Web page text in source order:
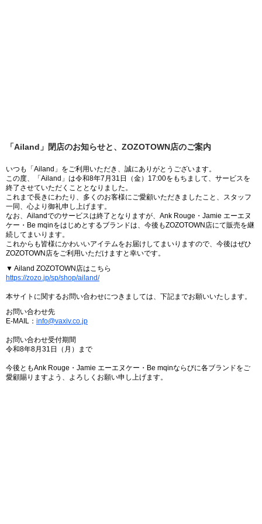
「Ailand」閉店のお知らせと、ZOZOTOWN店のご案内
いつも「Ailand」をご利用いただき、誠にありがとうございます。
この度、「Ailand」は令和8年7月31日（金）17:00をもちまして、サービスを
終了させていただくこととなりました。
これまで長きにわたり、多くのお客様にご愛顧いただきましたこと、スタッフ
一同、心より御礼申し上げます。
なお、Ailandでのサービスは終了となりますが、Ank Rouge・Jamie エーエヌ
ケー・Be mqinをはじめとするブランドは、今後もZOZOTOWN店にて販売を継
続してまいります。
これからも皆様にかわいいアイテムをお届けしてまいりますので、今後はぜひ
ZOZOTOWN店をご利用いただけますと幸いです。
▼ Ailand ZOZOTOWN店はこちら
https://zozo.jp/sp/shop/ailand/
本サイトに関するお問い合わせにつきましては、下記までお願いいたします。
お問い合わせ先
E-MAIL： info@vaxiv.co.jp
お問い合わせ受付期間
令和8年8月31日（月）まで
今後ともAnk Rouge・Jamie エーエヌケー・Be mqinならびに各ブランドをご
愛顧賜りますよう、よろしくお願い申し上げます。